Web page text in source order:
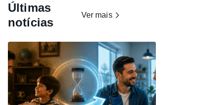
Últimas
notícias
Ver mais